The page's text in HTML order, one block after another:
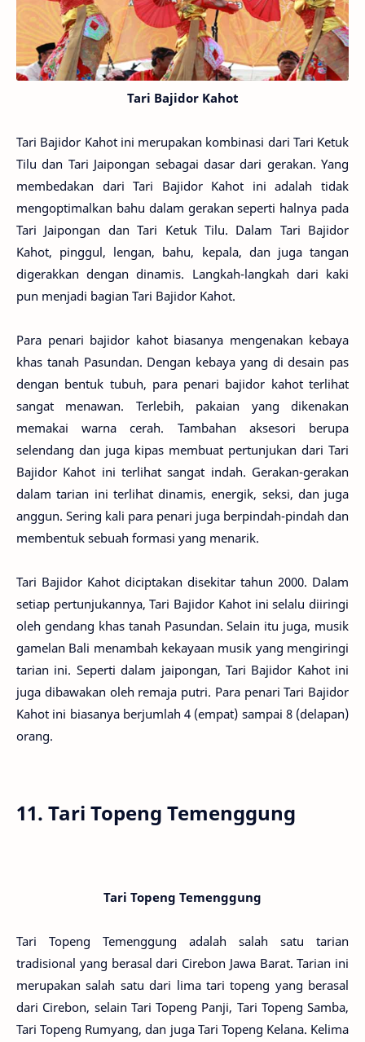
Tari Bajidor Kahot
Tari Bajidor Kahot ini merupakan kombinasi dari Tari Ketuk
Tilu dan Tari Jaipongan sebagai dasar dari gerakan. Yang
membedakan dari Tari Bajidor Kahot ini adalah tidak
mengoptimalkan bahu dalam gerakan seperti halnya pada
Tari Jaipongan dan Tari Ketuk Tilu. Dalam Tari Bajidor
Kahot, pinggul, lengan, bahu, kepala, dan juga tangan
digerakkan dengan dinamis. Langkah-langkah dari kaki
pun menjadi bagian Tari Bajidor Kahot.
Para penari bajidor kahot biasanya mengenakan kebaya
khas tanah Pasundan. Dengan kebaya yang di desain pas
dengan bentuk tubuh, para penari bajidor kahot terlihat
sangat menawan. Terlebih, pakaian yang dikenakan
memakai warna cerah. Tambahan aksesori berupa
selendang dan juga kipas membuat pertunjukan dari Tari
Bajidor Kahot ini terlihat sangat indah. Gerakan-gerakan
dalam tarian ini terlihat dinamis, energik, seksi, dan juga
anggun. Sering kali para penari juga berpindah-pindah dan
membentuk sebuah formasi yang menarik.
Tari Bajidor Kahot diciptakan disekitar tahun 2000. Dalam
setiap pertunjukannya, Tari Bajidor Kahot ini selalu diiringi
oleh gendang khas tanah Pasundan. Selain itu juga, musik
gamelan Bali menambah kekayaan musik yang mengiringi
tarian ini. Seperti dalam jaipongan, Tari Bajidor Kahot ini
juga dibawakan oleh remaja putri. Para penari Tari Bajidor
Kahot ini biasanya berjumlah 4 (empat) sampai 8 (delapan)
orang.
11. Tari Topeng Temenggung
Tari Topeng Temenggung
Tari Topeng Temenggung adalah salah satu tarian
tradisional yang berasal dari Cirebon Jawa Barat. Tarian ini
merupakan salah satu dari lima tari topeng yang berasal
dari Cirebon, selain Tari Topeng Panji, Tari Topeng Samba,
Tari Topeng Rumyang, dan juga Tari Topeng Kelana. Kelima